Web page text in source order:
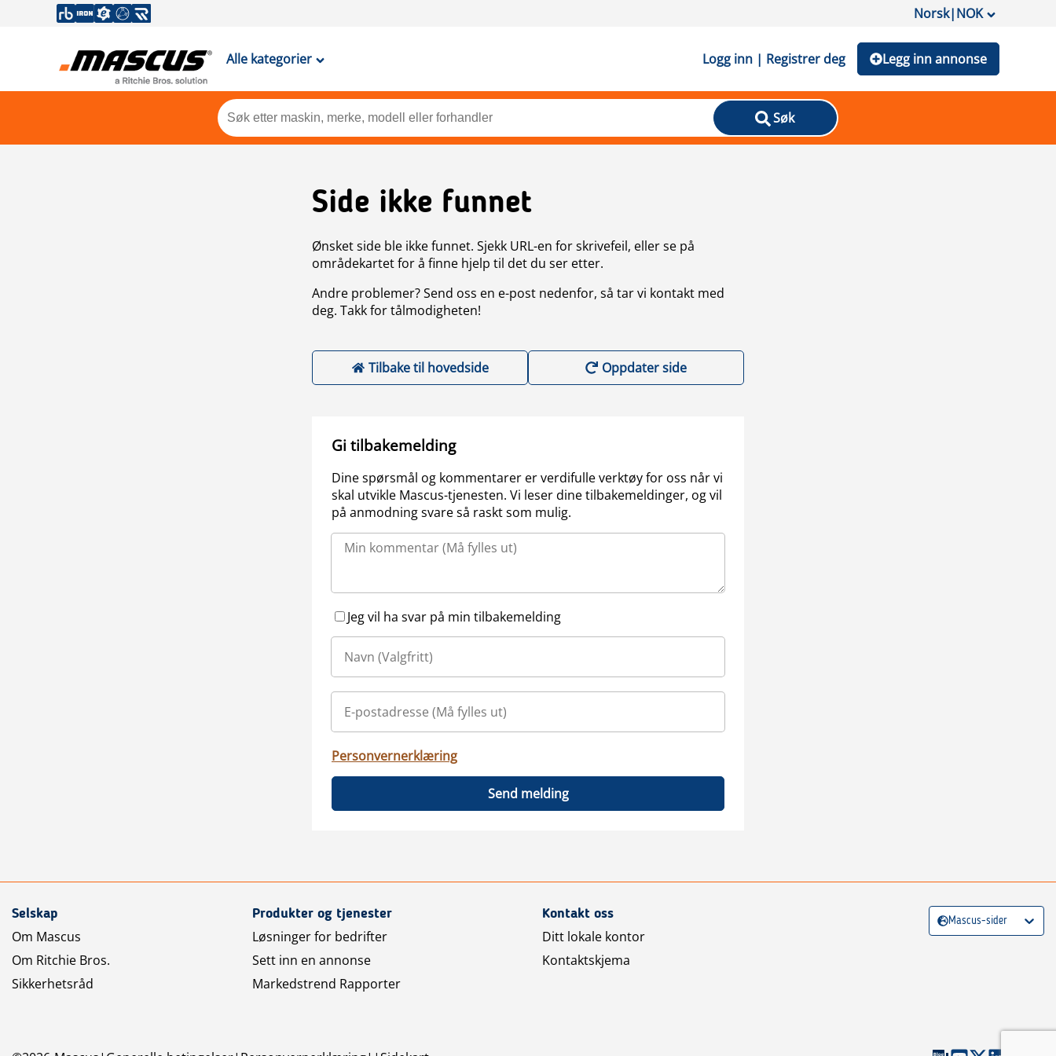
Norsk|NOK
Alle kategorier Logg inn | Registrer deg Legg inn annonse
Søk
Side ikke funnet
Ønsket side ble ikke funnet. Sjekk URL-en for skrivefeil, eller se på
områdekartet for å finne hjelp til det du ser etter.
Andre problemer? Send oss en e-post nedenfor, så tar vi kontakt med
deg. Takk for tålmodigheten!
Tilbake til hovedside Oppdater side
Gi tilbakemelding
Dine spørsmål og kommentarer er verdifulle verktøy for oss når vi
skal utvikle Mascus-tjenesten. Vi leser dine tilbakemeldinger, og vil
på anmodning svare så raskt som mulig.
Jeg vil ha svar på min tilbakemelding
Personvernerklæring
Send melding
Selskap
Om Mascus
Om Ritchie Bros.
Sikkerhetsråd
Produkter og tjenester
Løsninger for bedrifter
Sett inn en annonse
Markedstrend Rapporter
Kontakt oss
Ditt lokale kontor
Kontaktskjema
Mascus-sider